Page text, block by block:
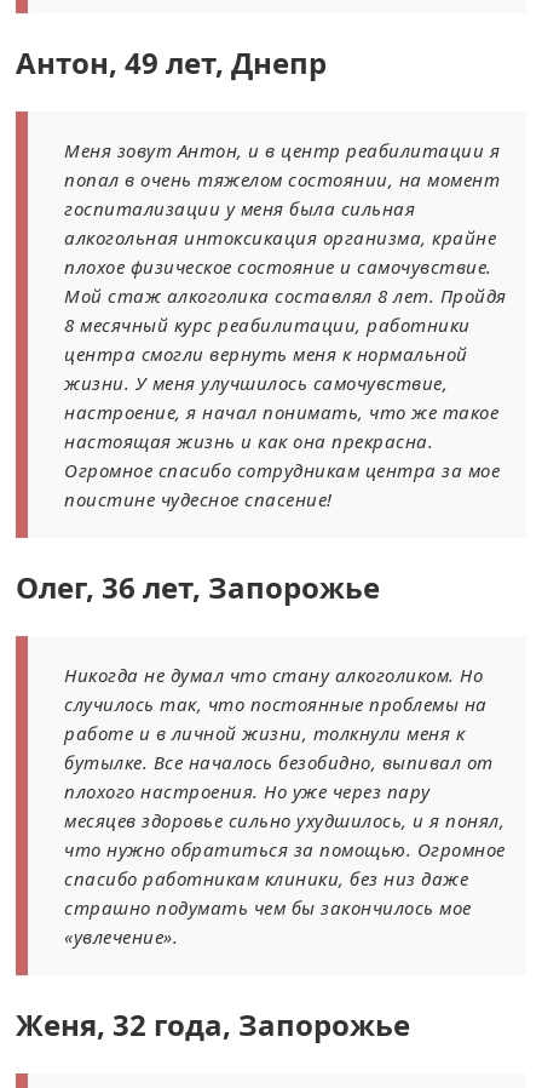
Антон, 49 лет, Днепр
Меня зовут Антон, и в центр реабилитации я
попал в очень тяжелом состоянии, на момент
госпитализации у меня была сильная
алкогольная интоксикация организма, крайне
плохое физическое состояние и самочувствие.
Мой стаж алкоголика составлял 8 лет. Пройдя
8 месячный курс реабилитации, работники
центра смогли вернуть меня к нормальной
жизни. У меня улучшилось самочувствие,
настроение, я начал понимать, что же такое
настоящая жизнь и как она прекрасна.
Огромное спасибо сотрудникам центра за мое
поистине чудесное спасение!
Олег, 36 лет, Запорожье
Никогда не думал что стану алкоголиком. Но
случилось так, что постоянные проблемы на
работе и в личной жизни, толкнули меня к
бутылке. Все началось безобидно, выпивал от
плохого настроения. Но уже через пару
месяцев здоровье сильно ухудшилось, и я понял,
что нужно обратиться за помощью. Огромное
спасибо работникам клиники, без низ даже
страшно подумать чем бы закончилось мое
«увлечение».
Женя, 32 года, Запорожье